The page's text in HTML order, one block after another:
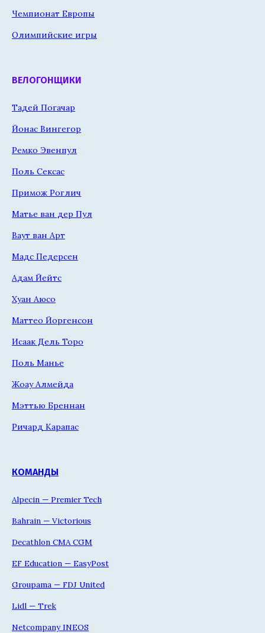
Чемпионат Европы
Олимпийские игры
ВЕЛОГОНЩИКИ
Тадей Погачар
Йонас Вингегор
Ремко Эвенпул
Поль Сексас
Примож Роглич
Матье ван дер Пул
Ваут ван Арт
Мадс Педерсен
Адам Йейтс
Хуан Аюсо
Маттео Йоргенсон
Исаак Дель Торо
Поль Манье
Жоау Алмейда
Мэттью Бреннан
Ричард Карапас
КОМАНДЫ
Alpecin — Premier Tech
Bahrain — Victorious
Decathlon CMA CGM
EF Education — EasyPost
Groupama — FDJ United
Lidl — Trek
Netcompany INEOS